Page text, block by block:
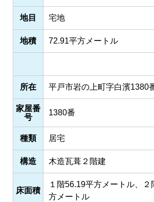
地目 宅地
地積 72.91平方メートル
所在 平戸市岩の上町字白濱1380
家屋番
号
1380番
種類 居宅
構造 木造瓦葺２階建
床面積
１階56.19平方メートル、２
方メートル